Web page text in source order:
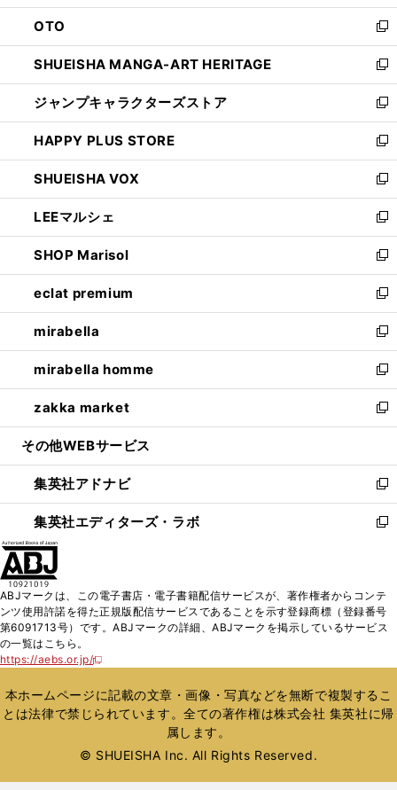
ウ
で
開
く
ン
ド
ウ
で
開
く
OTO
新
し
い
ウ
ィ
ン
ド
ウ
で
開
く
SHUEISHA MANGA-ART HERITAGE
新
し
い
ウ
ィ
ン
ド
ウ
で
開
く
ジャンプキャラクターズストア
新
し
い
ウ
ィ
ン
ド
ウ
で
開
く
HAPPY PLUS STORE
新
し
い
ウ
ィ
ン
ド
ウ
で
開
く
SHUEISHA VOX
新
し
い
ウ
ィ
ン
ド
ウ
で
開
く
LEEマルシェ
新
し
い
ウ
ィ
ン
ド
ウ
で
開
く
SHOP Marisol
新
し
い
ウ
ィ
ン
ド
ウ
で
開
eclat premium
新
し
い
ウ
ィ
ン
ド
ウ
開
く
mirabella
新
し
い
ウ
ィ
ン
ウ
で
開
く
mirabella homme
新
し
い
ウ
ン
ド
ウ
で
zakka market
新
し
ウ
ィ
ン
ド
く
その他WEBサービス
集英社アドナビ
新
し
い
ド
ウ
で
集英社エディターズ・ラボ
新
ィ
ン
ド
開
く
ABJマークは、この電子書店・電子書籍配信サービスが、著作権者からコンテ
ンツ使用許諾を得た正規版配信サービスであることを示す登録商標（登録番号
第6091713号）です。ABJマークの詳細、ABJマークを掲示しているサービス
の一覧はこちら。
https://aebs.or.jp/
新
い
ウ
ィ
ウ
本ホームページに記載の文章・画像・写真などを無断で複製するこ
とは法律で禁じられています。全ての著作権は株式会社 集英社に帰
属します。
© SHUEISHA Inc. All Rights Reserved.